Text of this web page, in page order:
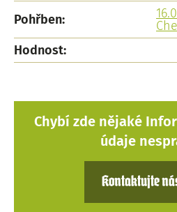
Pohřben:
Hodnost:
Chybí zde nějaké
údaje
Kontaktujte